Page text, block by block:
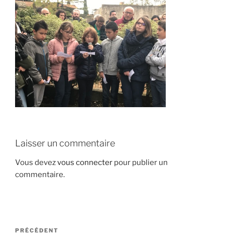
Laisser un commentaire
Vous devezvous connecter pour publier un
commentaire.
Navigation
Article
PRÉCÉDENT